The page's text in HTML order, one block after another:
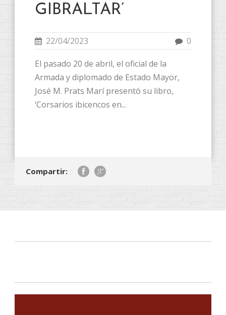
GIBRALTAR’
22/04/2023 0
El pasado 20 de abril, el oficial de la
Armada y diplomado de Estado Mayor,
José M. Prats Marí presentó su libro,
‘Corsarios ibicencos en...
Compartir: